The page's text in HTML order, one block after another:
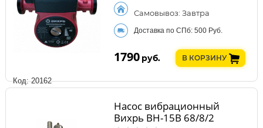
Код: 20162
Самовывоз: Завтра
Доставка по СПб: 500 Руб.
1790 руб. В КОРЗИНУ
Насос вибрационный
Вихрь ВН-15В 68/8/2